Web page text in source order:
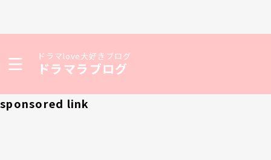
ドラマlove大好きブログ
ドラマラブログ
sponsored link